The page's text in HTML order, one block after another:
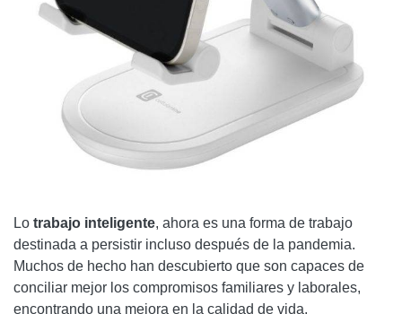
Lo trabajo inteligente, ahora es una forma de trabajo
destinada a persistir incluso después de la pandemia.
Muchos de hecho han descubierto que son capaces de
conciliar mejor los compromisos familiares y laborales,
encontrando una mejora en la calidad de vida.